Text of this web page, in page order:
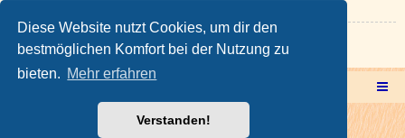
Diese Website nutzt Cookies, um dir den
bestmöglichen Komfort bei der Nutzung zu
bieten. Mehr erfahren
Verstanden!
Zurück zur vorherigen Seite
Powered byphpBB® Forum Software © phpBB Limited
phpBB.de